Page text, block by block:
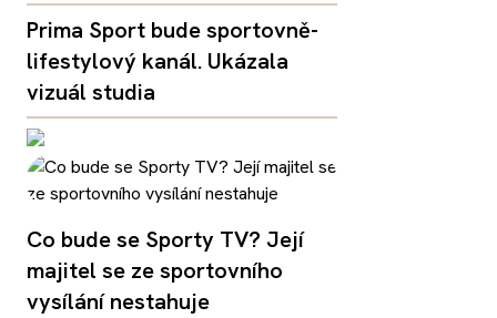
Prima Sport bude sportovně-
lifestylový kanál. Ukázala
vizuál studia
Co bude se Sporty TV? Její
majitel se ze sportovního
vysílání nestahuje